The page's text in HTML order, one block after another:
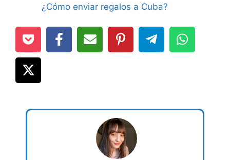
¿Cómo enviar regalos a Cuba?